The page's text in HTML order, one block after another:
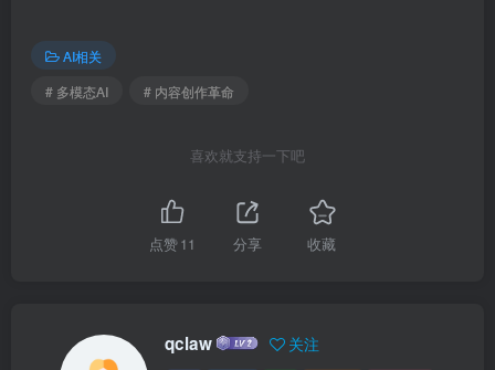
AI相关
# 多模态AI
# 内容创作革命
喜欢就支持一下吧
点赞11 分享 收藏
qclaw 关注